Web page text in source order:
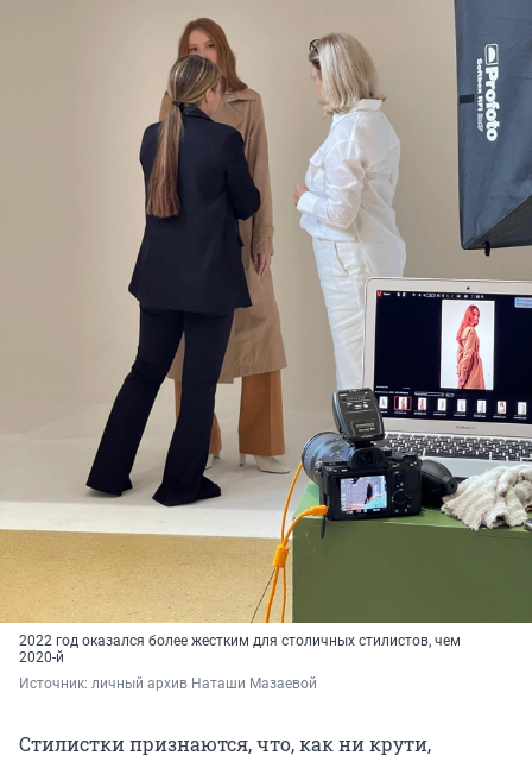
2022 год оказался более жестким для столичных стилистов, чем
2020-й
Источник: личный архив Наташи Мазаевой
Стилистки признаются, что, как ни крути,